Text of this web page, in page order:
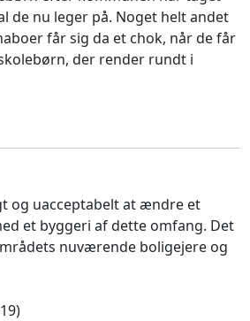
de nu leger på. Noget helt andet
får sig da et chok, når de får
der render rundt i
og uacceptabelt at ændre et
et byggeri af dette omfang. Det
nuværende boligejere og